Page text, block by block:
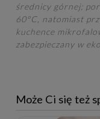
średnicy górnej;
60°C, natomiast
kuchence
zabezpieczany w
Może Ci się też